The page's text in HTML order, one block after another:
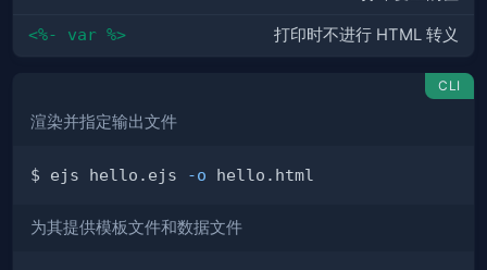
<%- var %> 打印时不进行 HTML 转义
CLI
渲染并指定输出文件
$ ejs hello.ejs -o
为其提供模板文件和数据文件